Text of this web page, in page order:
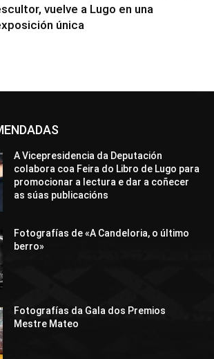
vuelve a Lugo en una
única
A Vicepresidencia da Deputación
colabora coa Feira do Libro de Lugo para
promocionar a lectura e dar a coñecer
as súas publicacións
Fotografías de «A Candeloria, o último
berro»
Fotografías da Gala dos Premios
Mestre Mateo